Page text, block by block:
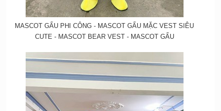
MASCOT GẤU PHI CÔNG - MASCOT GẤU MẶC VEST SIÊU
CUTE - MASCOT BEAR VEST - MASCOT GẤU